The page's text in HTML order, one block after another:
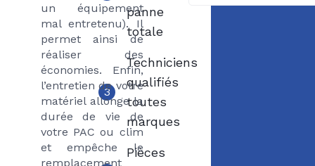
un équipement
mal entretenu). Il
permet ainsi de
réaliser des
économies. Enfin,
l’entretien de votre
matériel allonge la
durée de vie de
votre PAC ou clim
et empêche le
remplacement
panne
totale
3
Techniciens
qualifiés
toutes
marques
Pièces